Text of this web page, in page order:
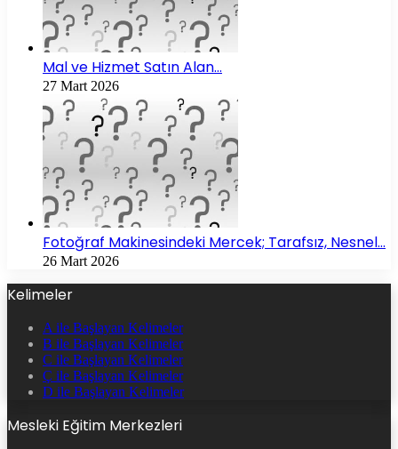
Mal ve Hizmet Satın Alan…
27 Mart 2026
Fotoğraf Makinesindeki Mercek; Tarafsız, Nesnel…
26 Mart 2026
Kelimeler
A ile Başlayan Kelimeler
B ile Başlayan Kelimeler
C ile Başlayan Kelimeler
Ç ile Başlayan Kelimeler
D ile Başlayan Kelimeler
Mesleki Eğitim Merkezleri